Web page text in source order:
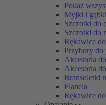
Pokaż
Myjki i
Szczotki do
Szczotki do
Rękawice
Przybory do
Akcesoria
Akcesoria
Bransoletki
Flanela
Rękawice